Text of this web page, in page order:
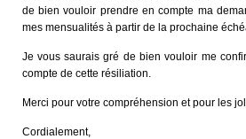
de bien vouloir prendre en compte ma
mes mensualités à partir de la prochaine
Je vous saurais gré de bien vouloir me
compte de cette résiliation.
Merci pour votre compréhension et pour les
Cordialement,